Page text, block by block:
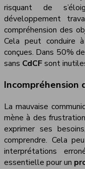
risquant de
développement
compréhension des
Cela peut conduire
conçues. Dans 50%
sans CdCFsont
Incompréhension
La mauvaise
mène à des
exprimer ses
comprendre. Cela
interprétations
essentielle pour un